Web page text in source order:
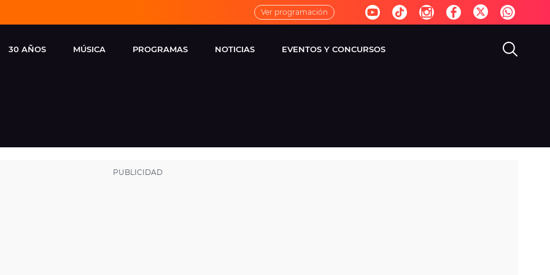
Ver programación
30 AÑOS MÚSICA
FM
PROGRAMAS
VIRALES
NOTICIAS EVENTOS Y CONCURSOS